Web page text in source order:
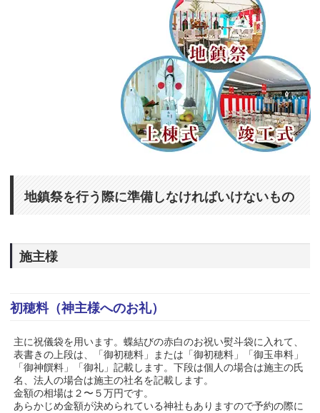
地鎮祭を行う際に準備しなければいけないもの
施主様
初穂料（神主様へのお礼）
主に祝儀袋を用います。蝶結びの赤白のお祝い熨斗袋に入れて、
表書きの上段は、「御初穂料」または「御初穂料」「御玉串料」
「御神饌料」「御礼」記載します。下段は個人の場合は施主の氏
名、法人の場合は施主の社名を記載します。
金額の相場は２〜５万円です。
あらかじめ金額が決められている神社もありますので予約の際に